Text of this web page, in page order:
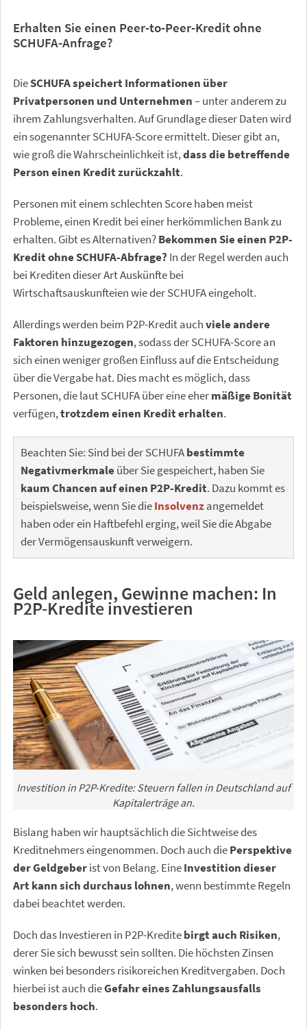
Erhalten Sie einen Peer-to-Peer-Kredit ohne
SCHUFA-Anfrage?
DieSCHUFA speichert Informationen über
Privatpersonen und Unternehmen– unter anderem zu
ihrem Zahlungsverhalten. Auf Grundlage dieser Daten wird
ein sogenannter SCHUFA-Score ermittelt. Dieser gibt an,
wie groß die Wahrscheinlichkeit ist,dass die betreffende
Person einen Kredit zurückzahlt.
Personen mit einem schlechten Score haben meist
Probleme, einen Kredit bei einer herkömmlichen Bank zu
erhalten. Gibt es Alternativen?Bekommen Sie einen P2P-
Kredit ohne SCHUFA-Abfrage? In der Regel werden auch
bei Krediten dieser Art Auskünfte bei
Wirtschaftsauskunfteien wie der SCHUFA eingeholt.
Allerdings werden beim P2P-Kredit auchviele andere
Faktoren hinzugezogen, sodass der SCHUFA-Score an
sich einen weniger großen Einfluss auf die Entscheidung
über die Vergabe hat. Dies macht es möglich, dass
Personen, die laut SCHUFA über eine ehermäßige Bonität
verfügen,trotzdem einen Kredit erhalten.
Beachten Sie: Sind bei der SCHUFAbestimmte
Negativmerkmaleüber Sie gespeichert, haben Sie
kaum Chancen auf einen P2P-Kredit. Dazu kommt es
beispielsweise, wenn Sie dieInsolvenzangemeldet
haben oder ein Haftbefehl erging, weil Sie die Abgabe
der Vermögensauskunft verweigern.
Geld anlegen, Gewinne machen: In
P2P-Kredite investieren
Investition in P2P-Kredite: Steuern fallen in Deutschland auf
Kapitalerträge an.
Bislang haben wir hauptsächlich die Sichtweise des
Kreditnehmers eingenommen. Doch auch diePerspektive
der Geldgeberist von Belang. EineInvestition dieser
Art kann sich durchaus lohnen, wenn bestimmte Regeln
dabei beachtet werden.
Doch das Investieren in P2P-Kreditebirgt auch Risiken,
derer Sie sich bewusst sein sollten. Die höchsten Zinsen
winken bei besonders risikoreichen Kreditvergaben. Doch
hierbei ist auch dieGefahr eines Zahlungsausfalls
besonders hoch.